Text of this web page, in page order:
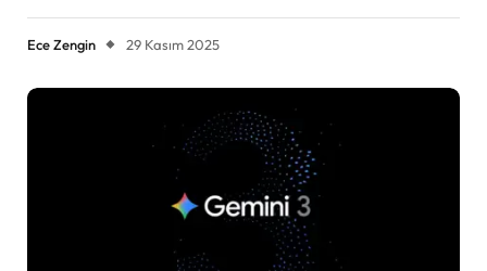
Ece Zengin 29 Kasım 2025